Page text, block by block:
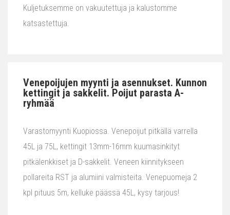
Kuljetuksemme on vakuutettuja ja kalustomme
katsastettuja.
Venepoijujen myynti ja asennukset. Kunnon
kettingit ja sakkelit. Poijut parasta A-
ryhmää
Varastomyynti Kuopiossa. Venepoijut pitkällä varrella
45L ja 75L, kettingit 13mm-16mm kuumasinkityt
pitkälenkkiset ja D-sakkelit. Veneen kiinnitykseen
pollareita RST ja alumiini valmisteita. Venepuomeja 2
kpl pituus 5m, kelluke päässä 45L, kysy tarjous!